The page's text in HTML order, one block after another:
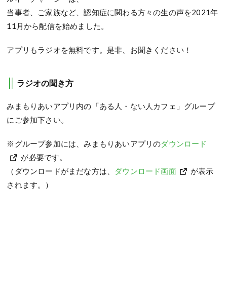
当事者、ご家族など、認知症に関わる方々の生の声を2021年
11月から配信を始めました。
アプリもラジオを無料です。是非、お聞きください！
ラジオの聞き方
みまもりあいアプリ内の「ある人・ない人カフェ」グループ
にご参加下さい。
※グループ参加には、みまもりあいアプリのダウンロード
が必要です。
（ダウンロードがまだな方は、 ダウンロード画面
が表示
されます。）